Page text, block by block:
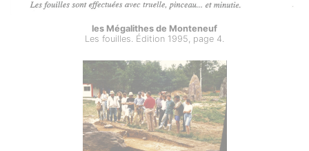
les Mégalithes de Monteneuf
Les fouilles. Édition 1995, page 4.